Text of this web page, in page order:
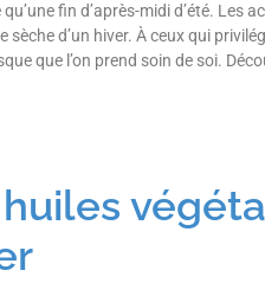
fin d’après-midi d’été.
d’un hiver. À ceux qui
que l’on prend soin de soi.